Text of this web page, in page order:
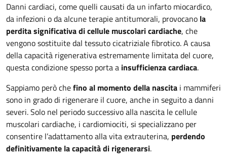
Danni cardiaci, come quelli causati da un infarto miocardico,
da infezioni o da alcune terapie antitumorali, provocano la
perdita significativa di cellule muscolari cardiache, che
vengono sostituite dal tessuto cicatriziale fibrotico. A causa
della capacità rigenerativa estremamente limitata del cuore,
questa condizione spesso porta a insufficienza cardiaca.
Sappiamo però chefino al momento della nascita i mammiferi
sono in grado di rigenerare il cuore, anche in seguito a danni
severi. Solo nel periodo successivo alla nascita le cellule
muscolari cardiache, i cardiomiociti, si specializzano per
consentire l’adattamento alla vita extrauterina, perdendo
definitivamente la capacità di rigenerarsi.